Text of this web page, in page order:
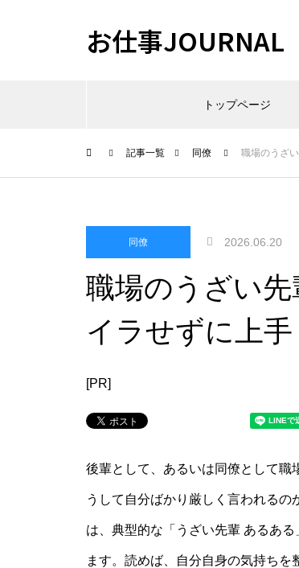
お仕事JOURNAL
トップページ
記事一覧 同僚 職場のうざ
同僚 2026.06.20
職場のうざい
イラせずに上
[PR]
後輩として、あるいは同僚として職
うして自分ばかり厳しく言われる
は、典型的な「うざい先輩 あるあ
ます。読めば、自分自身の気持ちを